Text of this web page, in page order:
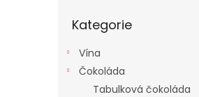
kategorie
Kategorie
Vína
Čokoláda
Tabulková čokoláda